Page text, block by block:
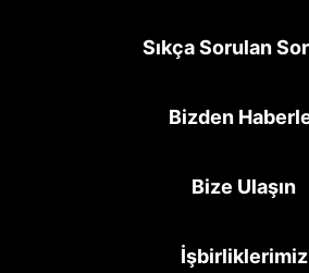
Sıkça Sorulan
Bizden
Bize Ulaşın
İşbirliklerimiz